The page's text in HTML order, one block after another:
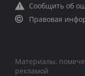
Сообщить об
Правовая
Материалы,
рекламой